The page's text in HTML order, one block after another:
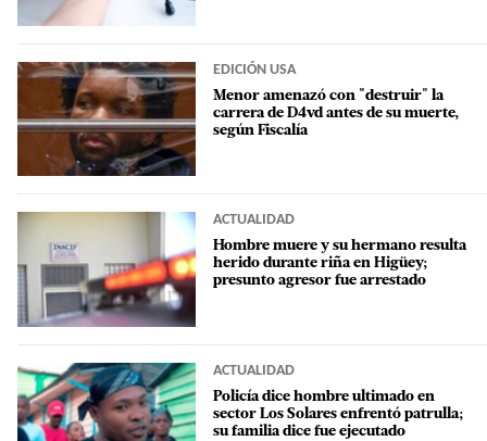
EDICIÓN USA
Menor amenazó con "destruir" la
carrera de D4vd antes de su muerte,
según Fiscalía
ACTUALIDAD
Hombre muere y su hermano resulta
herido durante riña en Higüey;
presunto agresor fue arrestado
ACTUALIDAD
Policía dice hombre ultimado en
sector Los Solares enfrentó patrulla;
su familia dice fue ejecutado